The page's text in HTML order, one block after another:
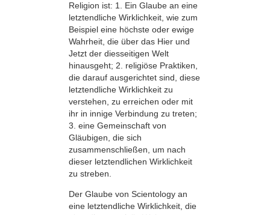
Religion ist: 1. Ein Glaube an eine
letztendliche Wirklichkeit, wie zum
Beispiel eine höchste oder ewige
Wahrheit, die über das Hier und
Jetzt der diesseitigen Welt
hinausgeht; 2. religiöse Praktiken,
die darauf ausgerichtet sind, diese
letztendliche Wirklichkeit zu
verstehen, zu erreichen oder mit
ihr in innige Verbindung zu treten;
3. eine Gemeinschaft von
Gläubigen, die sich
zusammenschließen, um nach
dieser letztendlichen Wirklichkeit
zu streben.
Der Glaube von Scientology an
eine letztendliche Wirklichkeit, die